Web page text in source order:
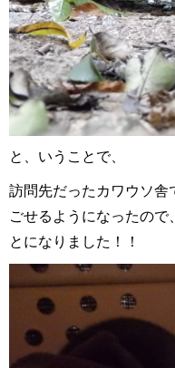
と、いうことで、
訪問先だったカワウソ舎
ごせるようになったの
とになりました！！